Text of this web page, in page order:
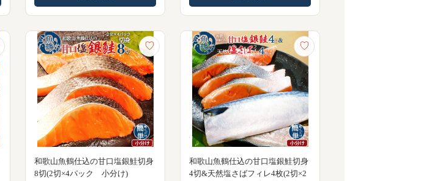
♡
和歌山魚鶴仕込の甘口塩銀鮭切身
8切(2切×4パック 小分け)
♡
和歌山魚鶴仕込の甘口塩銀鮭切身
4切&天然塩さばフィレ4枚(2切×2